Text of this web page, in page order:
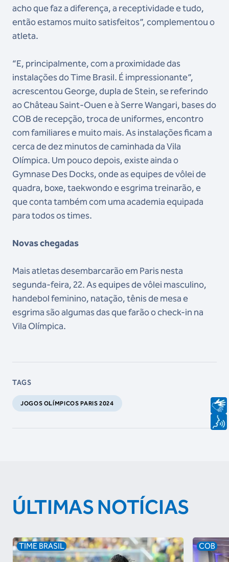
acho que faz a diferença, a receptividade e tudo,
então estamos muito satisfeitos”, complementou o
atleta.
“E, principalmente, com a proximidade das
instalações do Time Brasil. É impressionante”,
acrescentou George, dupla de Stein, se referindo
ao Château Saint-Ouen e à Serre Wangari, bases do
COB de recepção, troca de uniformes, encontro
com familiares e muito mais. As instalações ficam a
cerca de dez minutos de caminhada da Vila
Olímpica. Um pouco depois, existe ainda o
Gymnase Des Docks, onde as equipes de vôlei de
quadra, boxe, taekwondo e esgrima treinarão, e
que conta também com uma academia equipada
para todos os times.
Novas chegadas
Mais atletas desembarcarão em Paris nesta
segunda-feira, 22. As equipes de vôlei masculino,
handebol feminino, natação, tênis de mesa e
esgrima são algumas das que farão o check-in na
Vila Olímpica.
TAGS
JOGOS OLÍMPICOS PARIS 2024
ÚLTIMAS NOTÍCIAS
TIME BRASIL COB